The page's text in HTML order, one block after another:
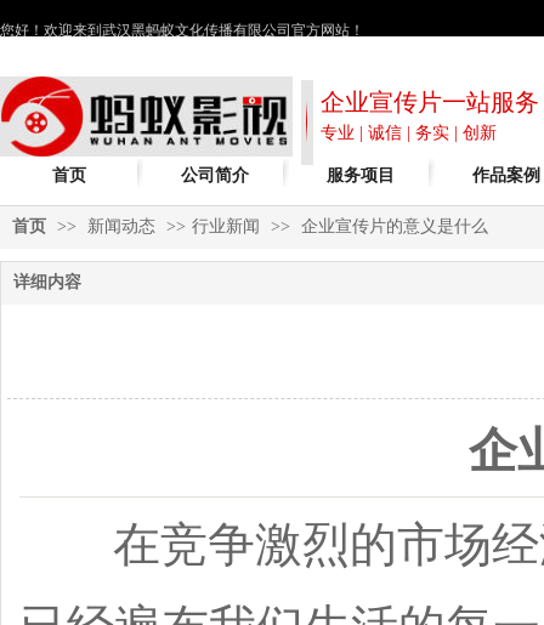
企业宣传片一站服务
专业 | 诚信 | 务实 | 创新
您好！欢迎来到武汉黑蚂蚁文化传播有限公司官方网站！
首页 公司简介 服务项目 作品案例
首页 >> 新闻动态 >> 行业新闻 >> 企业宣传片的意义是什么
详细内容
企
在竞争激烈的市场经